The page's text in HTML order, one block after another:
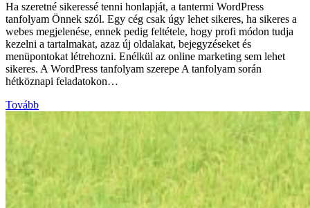
Ha szeretné sikeressé tenni honlapját, a tantermi WordPress
tanfolyam Önnek szól. Egy cég csak úgy lehet sikeres, ha sikeres a
webes megjelenése, ennek pedig feltétele, hogy profi módon tudja
kezelni a tartalmakat, azaz új oldalakat, bejegyzéseket és
menüpontokat létrehozni. Enélkül az online marketing sem lehet
sikeres. A WordPress tanfolyam szerepe A tanfolyam során
hétköznapi feladatokon…
Tovább